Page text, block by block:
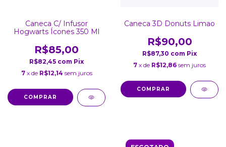
Caneca C/ Infusor
Hogwarts Ícones 350 Ml
R$85,00
R$82,45 com Pix
7 x de R$12,14 sem juros
Caneca 3D Donuts Limao
R$90,00
R$87,30 com Pix
7 x de R$12,86 sem juros